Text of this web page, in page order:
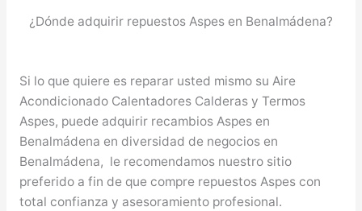
¿Dónde adquirir repuestos Aspes en Benalmádena?
Si lo que quiere es reparar usted mismo su Aire
Acondicionado Calentadores Calderas y Termos
Aspes, puede adquirir recambios Aspes en
Benalmádena en diversidad de negocios en
Benalmádena, le recomendamos nuestro sitio
preferido a fin de que compre repuestos Aspes con
total confianza y asesoramiento profesional.